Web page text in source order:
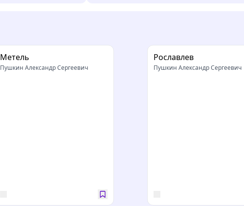
Метель
Пушкин Александр Сергеевич
Рославлев
Пушкин Александр Сергеевич